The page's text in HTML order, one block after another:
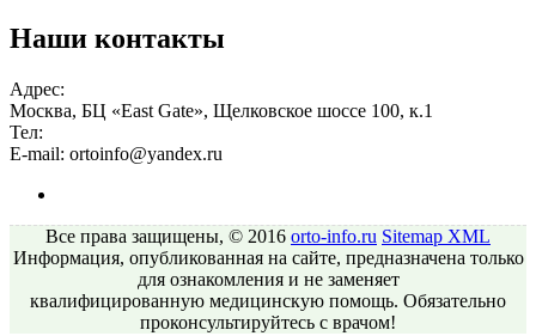
Наши контакты
Адрес:
Москва, БЦ «East Gate», Щелковское шоссе 100, к.1
Тел:
E-mail: ortoinfo@yandex.ru
Все права защищены, © 2016 orto-info.ru Sitemap XML
Информация, опубликованная на сайте, предназначена только
для ознакомления и не заменяет
квалифицированную медицинскую помощь. Обязательно
проконсультируйтесь с врачом!